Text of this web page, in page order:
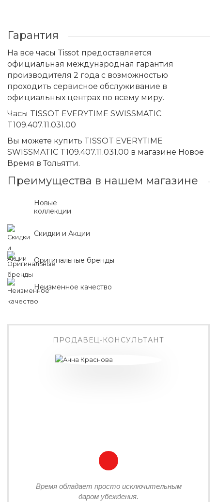
Гарантия
На все часы Tissot предоставляется
официальная международная гарантия
производителя 2 года с возможностью
проходить сервисное обслуживание в
официальных центрах по всему миру.
Часы TISSOT EVERYTIME SWISSMATIC
T109.407.11.031.00
Вы можете купить TISSOT EVERYTIME
SWISSMATIC T109.407.11.031.00 в магазине Новое
Время в Тольятти.
Преимущества в нашем магазине
Новые
коллекции
Скидки и Акции
Оригинальные бренды
Неизменное качество
ПРОДАВЕЦ-КОНСУЛЬТАНТ
Время обладает просто исключительным
даром убеждения.